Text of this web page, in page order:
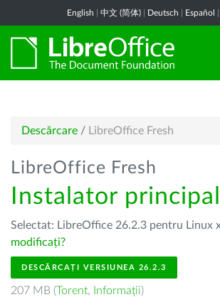
English 中文 (简体) Deutsch Español
Descărcare / LibreOffice Fresh
LibreOffice Fresh
Instalator principal
Selectat: LibreOffice 26.2.3 pentru Linux
modificați?
DESCĂRCAȚI VERSIUNEA 26.2.3
207 MB (Torent, Informații)